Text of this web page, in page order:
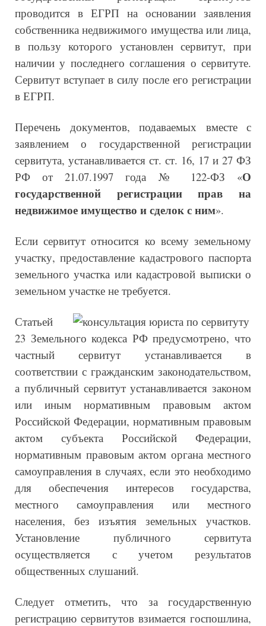
проводится в ЕГРП на основании заявления
собственника недвижимого имущества или лица,
в пользу которого установлен сервитут, при
наличии у последнего соглашения о сервитуте.
Сервитут вступает в силу после его регистрации
в ЕГРП.
Перечень документов, подаваемых вместе с
заявлением о государственной регистрации
сервитута, устанавливается ст. ст. 16, 17 и 27 ФЗ
РФ от 21.07.1997 года № 122-ФЗ «О
государственной регистрации прав на
недвижимое имущество и сделок с ним».
Если сервитут относится ко всему земельному
участку, предоставление кадастрового паспорта
земельного участка или кадастровой выписки о
земельном участке не требуется.
Статьей
23 Земельного кодекса РФ предусмотрено, что
частный сервитут устанавливается в
соответствии с гражданским законодательством,
а публичный сервитут устанавливается законом
или иным нормативным правовым актом
Российской Федерации, нормативным правовым
актом субъекта Российской Федерации,
нормативным правовым актом органа местного
самоуправления в случаях, если это необходимо
для обеспечения интересов государства,
местного самоуправления или местного
населения, без изъятия земельных участков.
Установление публичного сервитута
осуществляется с учетом результатов
общественных слушаний.
Следует отметить, что за государственную
регистрацию сервитутов взимается госпошлина,